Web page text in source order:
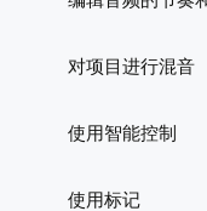
对项目进行混音
使用智能控制
使用标记